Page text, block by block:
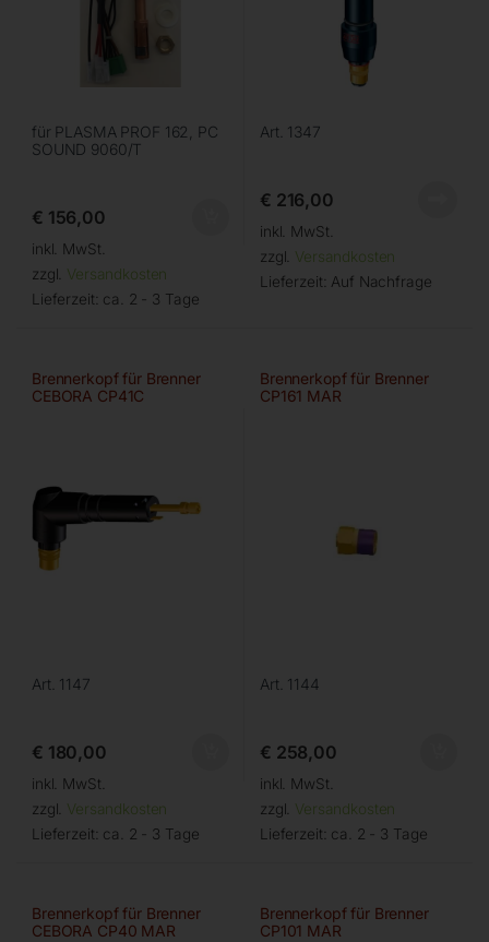
für PLASMA PROF 162, PC
SOUND 9060/T
€ 156,00
inkl. MwSt.
zzgl. Versandkosten
Lieferzeit: ca. 2 - 3 Tage
Art. 1347
€ 216,00
inkl. MwSt.
zzgl. Versandkosten
Lieferzeit: Auf Nachfrage
Brennerkopf für Brenner
CEBORA CP41C
Art. 1147
€ 180,00
inkl. MwSt.
zzgl. Versandkosten
Lieferzeit: ca. 2 - 3 Tage
Brennerkopf für Brenner
CP161 MAR
Art. 1144
€ 258,00
inkl. MwSt.
zzgl. Versandkosten
Lieferzeit: ca. 2 - 3 Tage
Brennerkopf für Brenner
CEBORA CP40 MAR
Brennerkopf für Brenner
CP101 MAR